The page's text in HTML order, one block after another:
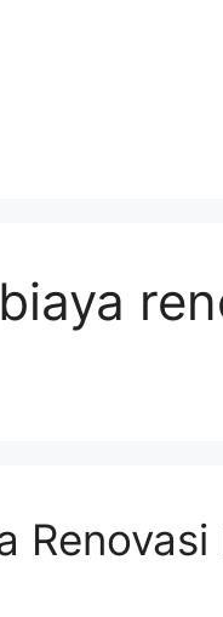
Renovasi